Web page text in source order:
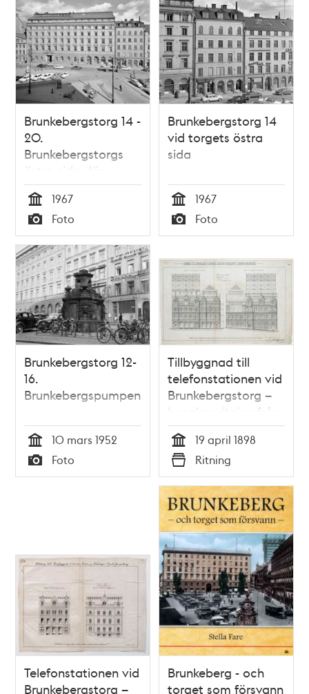
Brunkebergstorg 14 -
20.
Brunkebergstorgs
östra sida där
Gallerian ligger idag
Tid
1967
Typ
Foto
Brunkebergstorg 14
vid torgets östra
sida
Tid
1967
Typ
Foto
Brunkebergstorg 12-
16.
Brunkebergspumpen
Tid
10 mars 1952
Typ
Foto
Tillbyggnad till
telefonstationen vid
Brunkebergstorg –
bygglovsritning från
1898
Tid
19 april 1898
Typ
Ritning
Telefonstationen vid
Brunkebergstorg –
Brunkeberg - och
torget som försvann